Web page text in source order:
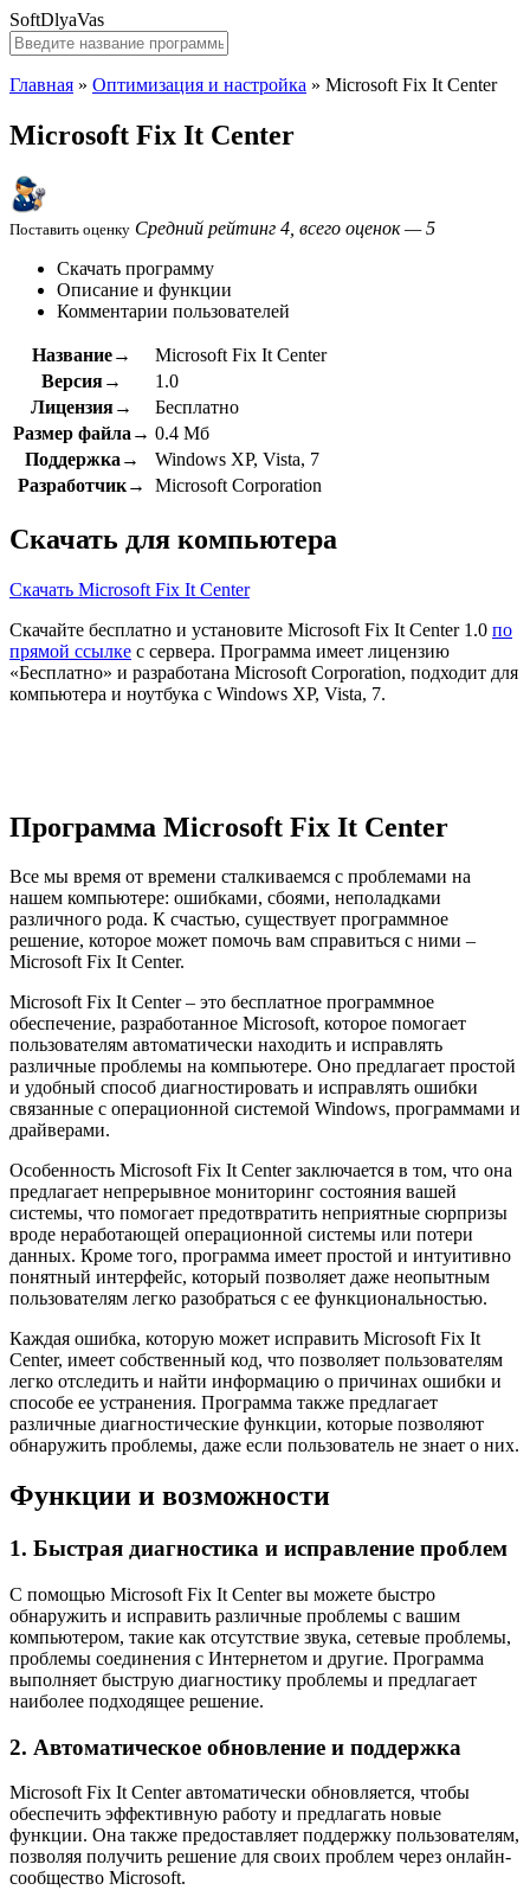
SoftDlyaVas
Главная » Оптимизация и настройка » Microsoft Fix It Center
Microsoft Fix It Center
Поставить оценку Средний рейтинг 4, всего оценок — 5
Скачать программу
Описание и функции
Комментарии пользователей
Название→
Microsoft Fix It Center
Версия→
1.0
Лицензия→
Бесплатно
Размер файла→ 0.4 Мб
Поддержка→
Windows XP, Vista, 7
Разработчик→
Microsoft Corporation
Скачать для компьютера
Скачать Microsoft Fix It Center
Скачайте бесплатно и установите Microsoft Fix It Center 1.0 по
прямой ссылке с сервера. Программа имеет лицензию
«Бесплатно» и разработана Microsoft Corporation, подходит для
компьютера и ноутбука с Windows XP, Vista, 7.
Программа Microsoft Fix It Center
Все мы время от времени сталкиваемся с проблемами на
нашем компьютере: ошибками, сбоями, неполадками
различного рода. К счастью, существует программное
решение, которое может помочь вам справиться с ними –
Microsoft Fix It Center.
Microsoft Fix It Center – это бесплатное программное
обеспечение, разработанное Microsoft, которое помогает
пользователям автоматически находить и исправлять
различные проблемы на компьютере. Оно предлагает простой
и удобный способ диагностировать и исправлять ошибки
связанные с операционной системой Windows, программами и
драйверами.
Особенность Microsoft Fix It Center заключается в том, что она
предлагает непрерывное мониторинг состояния вашей
системы, что помогает предотвратить неприятные сюрпризы
вроде неработающей операционной системы или потери
данных. Кроме того, программа имеет простой и интуитивно
понятный интерфейс, который позволяет даже неопытным
пользователям легко разобраться с ее функциональностью.
Каждая ошибка, которую может исправить Microsoft Fix It
Center, имеет собственный код, что позволяет пользователям
легко отследить и найти информацию о причинах ошибки и
способе ее устранения. Программа также предлагает
различные диагностические функции, которые позволяют
обнаружить проблемы, даже если пользователь не знает о них.
Функции и возможности
1. Быстрая диагностика и исправление проблем
С помощью Microsoft Fix It Center вы можете быстро
обнаружить и исправить различные проблемы с вашим
компьютером, такие как отсутствие звука, сетевые проблемы,
проблемы соединения с Интернетом и другие. Программа
выполняет быструю диагностику проблемы и предлагает
наиболее подходящее решение.
2. Автоматическое обновление и поддержка
Microsoft Fix It Center автоматически обновляется, чтобы
обеспечить эффективную работу и предлагать новые
функции. Она также предоставляет поддержку пользователям,
позволяя получить решение для своих проблем через онлайн-
сообщество Microsoft.